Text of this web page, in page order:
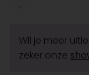
Wil je meer
zeker onze